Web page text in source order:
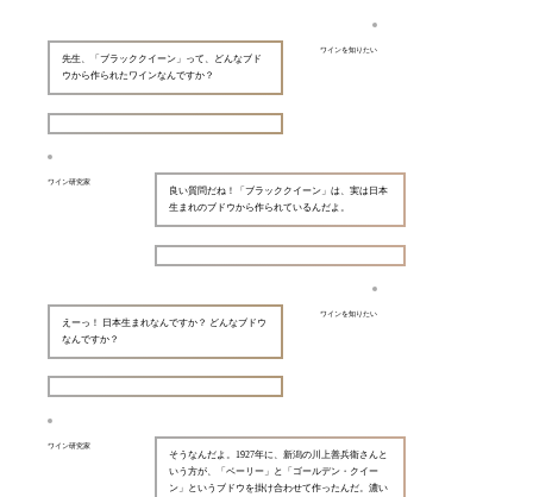
ワインを知りたい
先生、「ブラッククイーン」って、どんなブド
ウから作られたワインなんですか？
ワイン研究家
良い質問だね！「ブラッククイーン」は、実は日本
生まれのブドウから作られているんだよ。
ワインを知りたい
えーっ！ 日本生まれなんですか？ どんなブドウ
なんですか？
ワイン研究家
そうなんだよ。1927年に、新潟の川上善兵衛さんと
いう方が、「ベーリー」と「ゴールデン・クイー
ン」というブドウを掛け合わせて作ったんだ。濃い